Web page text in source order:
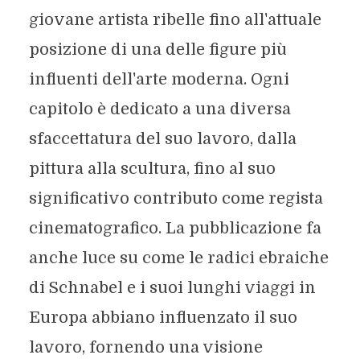
giovane artista ribelle fino all'attuale
posizione di una delle figure più
influenti dell'arte moderna. Ogni
capitolo è dedicato a una diversa
sfaccettatura del suo lavoro, dalla
pittura alla scultura, fino al suo
significativo contributo come regista
cinematografico. La pubblicazione fa
anche luce su come le radici ebraiche
di Schnabel e i suoi lunghi viaggi in
Europa abbiano influenzato il suo
lavoro, fornendo una visione